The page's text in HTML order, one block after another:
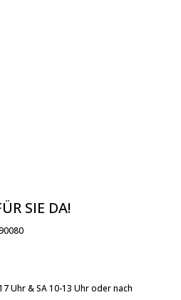
SIE DA!
Uhr & SA 10-13 Uhr oder nach